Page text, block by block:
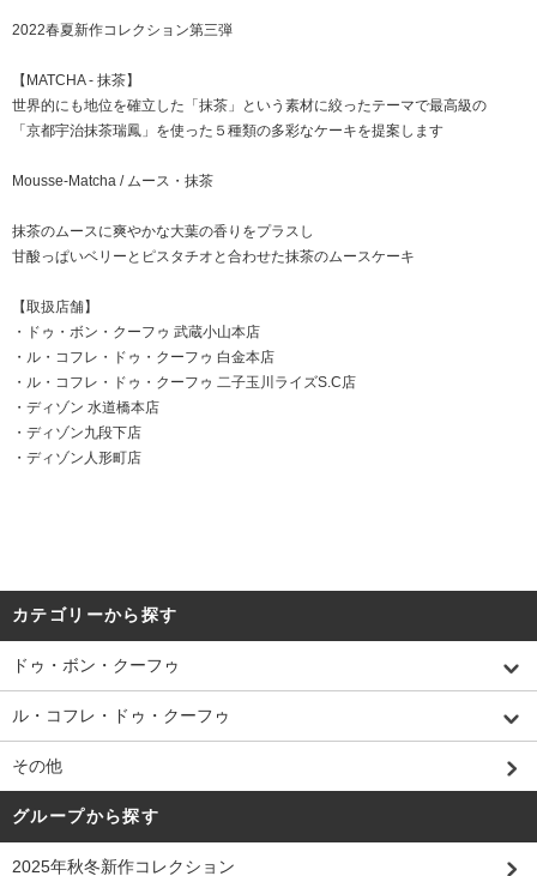
2022春夏新作コレクション第三弾
【MATCHA - 抹茶】
世界的にも地位を確立した「抹茶」という素材に絞ったテーマで最高級の
「京都宇治抹茶瑞鳳」を使った５種類の多彩なケーキを提案します
Mousse-Matcha / ムース・抹茶
抹茶のムースに爽やかな大葉の香りをプラスし
甘酸っぱいベリーとピスタチオと合わせた抹茶のムースケーキ
【取扱店舗】
・
ドゥ・ボン・クーフゥ 武蔵小山本店
・ ル・コフレ・ドゥ・クーフゥ 白金本店
・ ル・コフレ・ドゥ・クーフゥ 二子玉川ライズS.C店
・ ディゾン 水道橋本店
・ ディゾン九段下店
・ ディゾン人形町店
カテゴリーから探す
ドゥ・ボン・クーフゥ
ル・コフレ・ドゥ・クーフゥ
その他
グループから探す
2025年秋冬新作コレクション